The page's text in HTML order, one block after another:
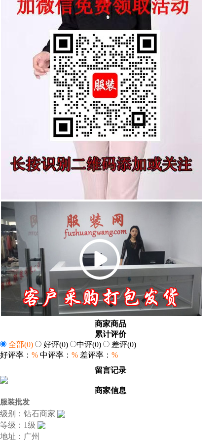
商家商品
累计评价
全部(0) 好评(0) 中评(0) 差评(0)
好评率： % 中评率： % 差评率： %
留言记录
商家信息
服装批发
级别：钻石商家
等级：1级
地址：广州